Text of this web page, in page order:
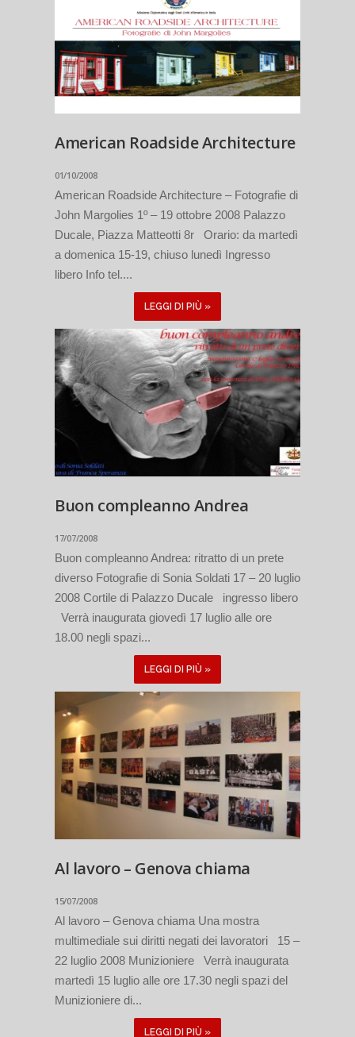
American Roadside Architecture
01/10/2008
American Roadside Architecture – Fotografie di
John Margolies 1º – 19 ottobre 2008 Palazzo
Ducale, Piazza Matteotti 8r Orario: da martedì
a domenica 15-19, chiuso lunedì Ingresso
libero Info tel....
LEGGI DI PIÙ »
Buon compleanno Andrea
17/07/2008
Buon compleanno Andrea: ritratto di un prete
diverso Fotografie di Sonia Soldati 17 – 20 luglio
2008 Cortile di Palazzo Ducale ingresso libero
Verrà inaugurata giovedì 17 luglio alle ore
18.00 negli spazi...
LEGGI DI PIÙ »
Al lavoro – Genova chiama
15/07/2008
Al lavoro – Genova chiama Una mostra
multimediale sui diritti negati dei lavoratori 15 –
22 luglio 2008 Munizioniere Verrà inaugurata
martedì 15 luglio alle ore 17.30 negli spazi del
Munizioniere di...
LEGGI DI PIÙ »